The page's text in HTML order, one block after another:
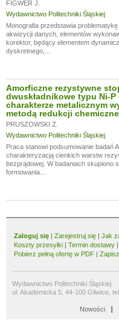
FIGWER J.
Wydawnictwo Politechniki Śląskiej
Monografia przedstawia
akwizycji danych, elementów
korektor, będący elementem
dyskretnego,...
Amorficzne rezystywne
dwuskładnikowe typu Ni-P
charakterze metalicznym
metodą redukcji
PRUSZOWSKI Z.
Wydawnictwo Politechniki Śląskiej
Praca stanowi podsumowanie badań
charakteryzacją cienkich warstw
bezprądowej. W badaniach skupiono
formowania...
Zaloguj się | Zarejestruj się | Jak
Koszty przesyłki | Termin dostawy |
Pobierz pełną ofertę w PDF |
Wydawnictwo Politechniki Śląskiej
ul. Akademicka 5, 44-100 Gliwice,
Nowości